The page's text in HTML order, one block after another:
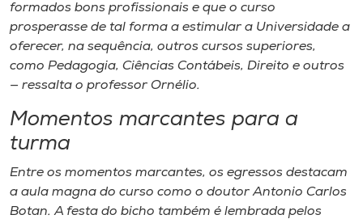
formados bons profissionais e que o curso
prosperasse de tal forma a estimular a Universidade a
oferecer, na sequência, outros cursos superiores,
como Pedagogia, Ciências Contábeis, Direito e outros
— ressalta o professor Ornélio.
Momentos marcantes para a
turma
Entre os momentos marcantes, os egressos destacam
a aula magna do curso como o doutor Antonio Carlos
Botan. A festa do bicho também é lembrada pelos